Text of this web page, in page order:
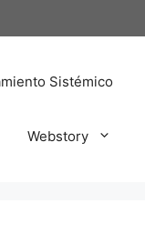
Sistémico
Webstory